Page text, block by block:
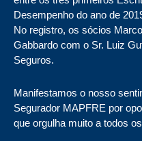
Desempenho do ano de
No registro, os sócios
Gabbardo com o Sr. Luiz
Seguros.
Manifestamos o nosso
Segurador MAPFRE por
que orgulha muito a todos